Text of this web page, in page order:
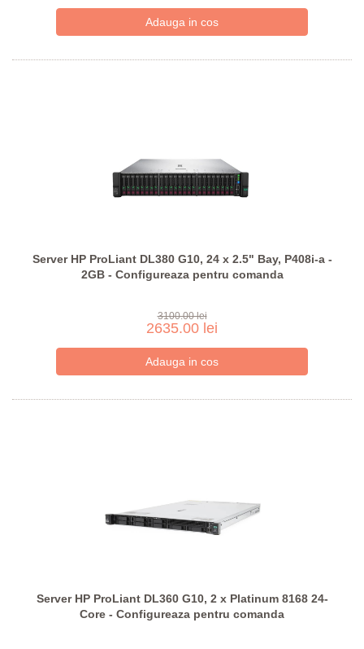
Server HP ProLiant DL380 G10, 24 x 2.5" Bay, P408i-a -
2GB - Configureaza pentru comanda
3100.00 lei
2635.00 lei
Server HP ProLiant DL360 G10, 2 x Platinum 8168 24-
Core - Configureaza pentru comanda